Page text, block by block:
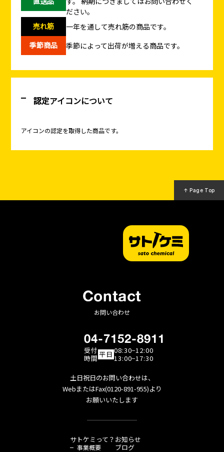
ださい。
売れ筋
一年を通して売れ筋の商品です。
季節商品
季節によって出荷が増える商品です。
認定アイコンについて
アイコンの認定を取得した商品です。
↑ Page Top
Contact
お問い合わせ
04-7152-8911
受付
時間平日 08:30−12:00
13:00−17:30
土日祝日のお問い合わせは、
WebまたはFax(0120-891-955)より
お願いいたします
サトケミって？
事業概要
お知らせ
ブログ